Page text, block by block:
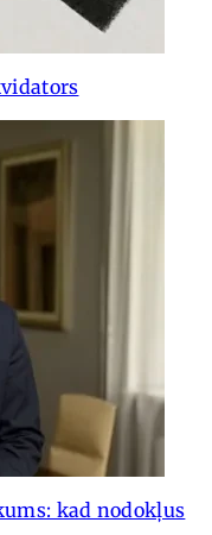
kad nodokļus